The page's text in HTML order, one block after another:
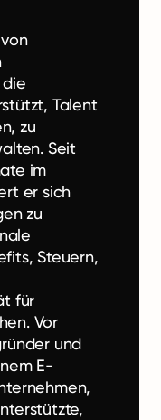
Talent
zu
Seit
im
er sich
zu
Steuern,
für
Vor
und
E-